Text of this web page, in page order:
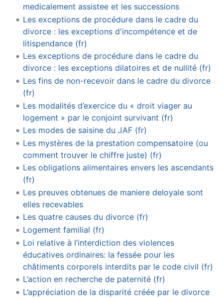
medicalement assistee et les successions
Les exceptions de procédure dans le cadre du
divorce : les exceptions d'incompétence et de
litispendance (fr)
Les exceptions de procédure dans le cadre du
divorce : les exceptions dilatoires et de nullité (fr)
Les fins de non-recevoir dans le cadre du divorce
(fr)
Les modalités d’exercice du « droit viager au
logement » par le conjoint survivant (fr)
Les modes de saisine du JAF (fr)
Les mystères de la prestation compensatoire (ou
comment trouver le chiffre juste) (fr)
Les obligations alimentaires envers les ascendants
(fr)
Les preuves obtenues de maniere deloyale sont
elles recevables
Les quatre causes du divorce (fr)
Logement familial (fr)
Loi relative à l’interdiction des violences
éducatives ordinaires: la fessée pour les
châtiments corporels interdits par le code civil (fr)
L’action en recherche de paternité (fr)
L’appréciation de la disparité créée par le divorce